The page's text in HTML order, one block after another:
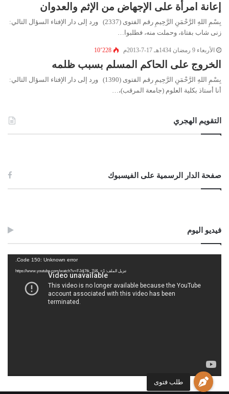
طلب فتوى
إعانة امرأة على الإجهاض من الإثم والعدوان
بِسْمِ اللهِ الرَّحْمَنِ الرَّحِيمِ رقم الفتوى (2337) ورد إلى دار الإفتاء السؤال التالي:
زنى شاب بفتاة، وحملت منه، فطلبوا…
الأربعاء 9 رمضان 1434هـ 17-7-2013م 10٬228
الخروج على الحاكم المسلم بسبب ظلمه
بِسْمِ اللهِ الرَّحْمَنِ الرَّحِيمِ رقم الفتوى (1390) ورد إلى دار الإفتاء السؤال التالي:
أنا أستاذ بكلية العلوم (جامعة المرقب)،…
التقويم الهجري
صفحة الدار الرسمية على الفيسبوك
فيديو اليوم
Code 150: Unknown error.
تنزيل الملف: https://www.youtube.com/watch?v=FJdj7tk_7jI&_=1